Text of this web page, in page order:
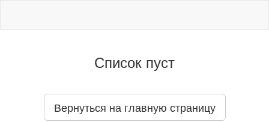
Список пуст
Вернуться на главную страницу